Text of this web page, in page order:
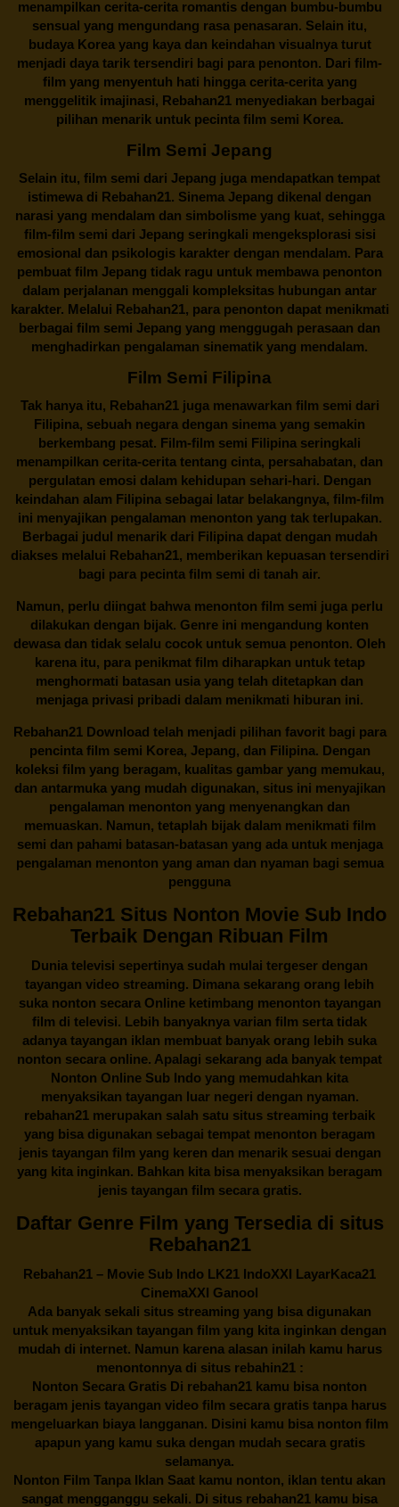
menampilkan cerita-cerita romantis dengan bumbu-bumbu
sensual yang mengundang rasa penasaran. Selain itu,
budaya Korea yang kaya dan keindahan visualnya turut
menjadi daya tarik tersendiri bagi para penonton. Dari film-
film yang menyentuh hati hingga cerita-cerita yang
menggelitik imajinasi, Rebahan21 menyediakan berbagai
pilihan menarik untuk pecinta film semi Korea.
Film Semi Jepang
Selain itu, film semi dari Jepang juga mendapatkan tempat
istimewa di Rebahan21. Sinema Jepang dikenal dengan
narasi yang mendalam dan simbolisme yang kuat, sehingga
film-film semi dari Jepang seringkali mengeksplorasi sisi
emosional dan psikologis karakter dengan mendalam. Para
pembuat film Jepang tidak ragu untuk membawa penonton
dalam perjalanan menggali kompleksitas hubungan antar
karakter. Melalui Rebahan21, para penonton dapat menikmati
berbagai film semi Jepang yang menggugah perasaan dan
menghadirkan pengalaman sinematik yang mendalam.
Film Semi Filipina
Tak hanya itu, Rebahan21juga menawarkan film semi dari
Filipina, sebuah negara dengan sinema yang semakin
berkembang pesat. Film-film semi Filipina seringkali
menampilkan cerita-cerita tentang cinta, persahabatan, dan
pergulatan emosi dalam kehidupan sehari-hari. Dengan
keindahan alam Filipina sebagai latar belakangnya, film-film
ini menyajikan pengalaman menonton yang tak terlupakan.
Berbagai judul menarik dari Filipina dapat dengan mudah
diakses melalui Rebahan21, memberikan kepuasan tersendiri
bagi para pecinta film semi di tanah air.
Namun, perlu diingat bahwa menonton film semi juga perlu
dilakukan dengan bijak. Genre ini mengandung konten
dewasa dan tidak selalu cocok untuk semua penonton. Oleh
karena itu, para penikmat film diharapkan untuk tetap
menghormati batasan usia yang telah ditetapkan dan
menjaga privasi pribadi dalam menikmati hiburan ini.
Rebahan21Download telah menjadi pilihan favorit bagi para
pencinta film semi Korea, Jepang, dan Filipina. Dengan
koleksi film yang beragam, kualitas gambar yang memukau,
dan antarmuka yang mudah digunakan, situs ini menyajikan
pengalaman menonton yang menyenangkan dan
memuaskan. Namun, tetaplah bijak dalam menikmati film
semi dan pahami batasan-batasan yang ada untuk menjaga
pengalaman menonton yang aman dan nyaman bagi semua
pengguna
Rebahan21 Situs Nonton Movie Sub Indo
Terbaik Dengan Ribuan Film
Dunia televisi sepertinya sudah mulai tergeser dengan
tayangan video streaming. Dimana sekarang orang lebih
suka nonton secara Online ketimbang menonton tayangan
film di televisi. Lebih banyaknya varian film serta tidak
adanya tayangan iklan membuat banyak orang lebih suka
nonton secara online. Apalagi sekarang ada banyak tempat
Nonton Online Sub Indo yang memudahkan kita
menyaksikan tayangan luar negeri dengan nyaman.
rebahan21 merupakan salah satu situs streaming terbaik
yang bisa digunakan sebagai tempat menonton beragam
jenis tayangan film yang keren dan menarik sesuai dengan
yang kita inginkan. Bahkan kita bisa menyaksikan beragam
jenis tayangan film secara gratis.
Daftar Genre Film yang Tersedia di situs
Rebahan21
Rebahan21 – Movie Sub Indo LK21 IndoXXI LayarKaca21
CinemaXXI Ganool
Ada banyak sekali situs streaming yang bisa digunakan
untuk menyaksikan tayangan film yang kita inginkan dengan
mudah di internet. Namun karena alasan inilah kamu harus
menontonnya di situs rebahin21 :
Nonton Secara Gratis Di rebahan21 kamu bisa nonton
beragam jenis tayangan video film secara gratis tanpa harus
mengeluarkan biaya langganan. Disini kamu bisa nonton film
apapun yang kamu suka dengan mudah secara gratis
selamanya.
Nonton Film Tanpa Iklan Saat kamu nonton, iklan tentu akan
sangat mengganggu sekali. Di situs rebahan21 kamu bisa